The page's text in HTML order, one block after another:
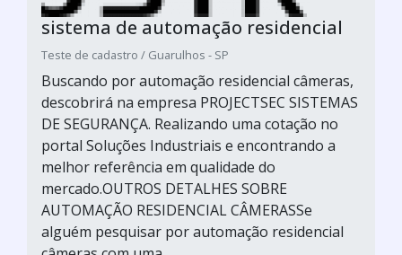
sistema de automação residencial
Teste de cadastro / Guarulhos - SP
Buscando por automação residencial câmeras,
descobrirá na empresa PROJECTSEC SISTEMAS
DE SEGURANÇA. Realizando uma cotação no
portal Soluções Industriais e encontrando a
melhor referência em qualidade do
mercado.OUTROS DETALHES SOBRE
AUTOMAÇÃO RESIDENCIAL CÂMERASSe
alguém pesquisar por automação residencial